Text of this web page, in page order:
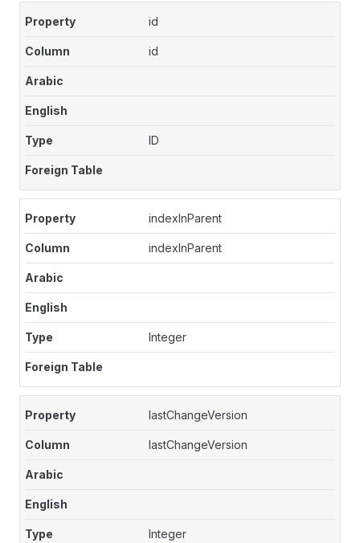
id
id
ID
indexInParent
indexInParent
Integer
lastChangeVersion
lastChangeVersion
Integer